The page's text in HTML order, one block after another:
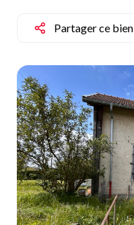
vendus
Alerte
E-mail
Qui
sommes-
nous
Blog
Partager ce bien